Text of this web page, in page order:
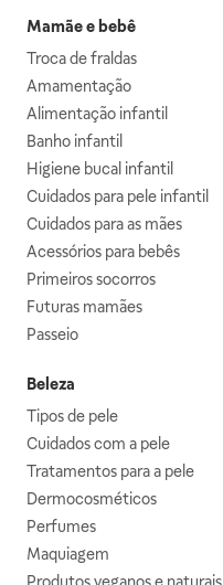
Mamãe e bebê
Troca de fraldas
Amamentação
Alimentação infantil
Banho infantil
Higiene bucal infantil
Cuidados para pele infantil
Cuidados para as mães
Acessórios para bebês
Primeiros socorros
Futuras mamães
Passeio
Beleza
Tipos de pele
Cuidados com a pele
Tratamentos para a pele
Dermocosméticos
Perfumes
Maquiagem